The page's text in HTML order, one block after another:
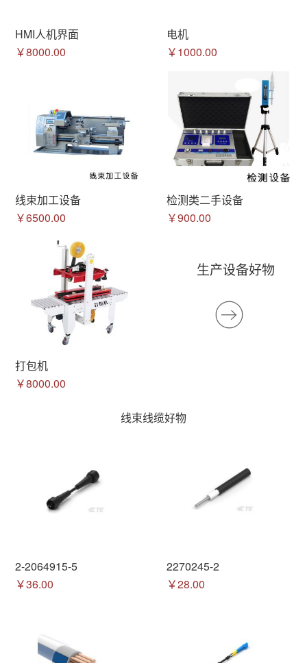
HMI人机界面
￥8000.00
电机
￥1000.00
线束加工设备
￥6500.00
检测类二手设备
￥900.00
打包机
￥8000.00
生产设备好物
线束线缆好物
2-2064915-5
￥36.00
2270245-2
￥28.00